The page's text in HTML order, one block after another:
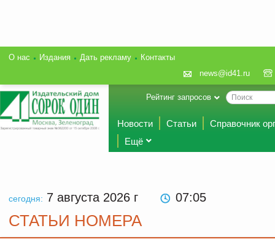
О нас Издания Дать рекламу
Контакты
news@id41.ru
Рейтинг запросов
Новости Статьи
Справочник
Ещё
сегодня: 7 августа 2026 г 07:05
СТАТЬИ НОМЕРА